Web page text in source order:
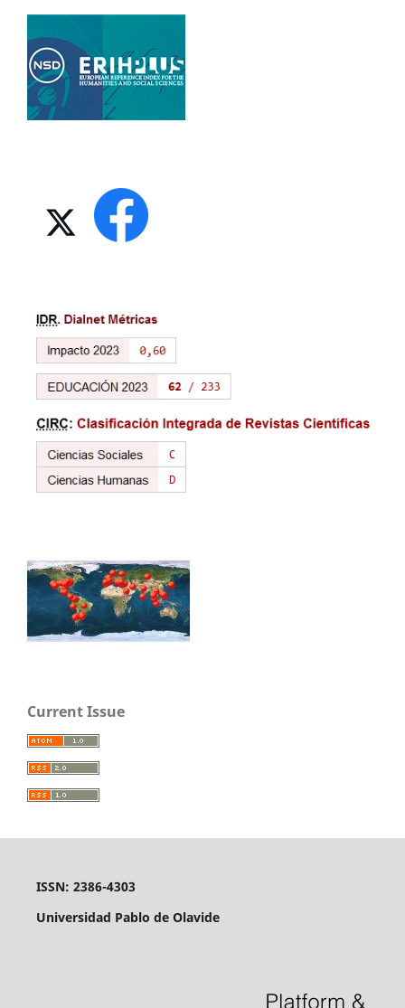
Current Issue
ISSN: 2386-4303
Universidad Pablo de Olavide